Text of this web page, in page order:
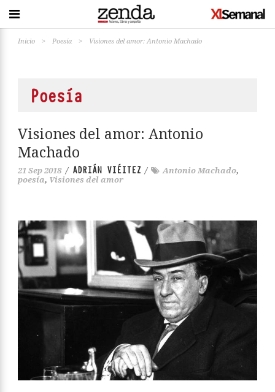
Inicio > Poesía > Visiones del amor: Antonio Machado
Poesía
Visiones del amor: Antonio
Machado
21 Sep 2018 / ADRIÁN VIÉITEZ / Antonio Machado,
poesía, Visiones del amor